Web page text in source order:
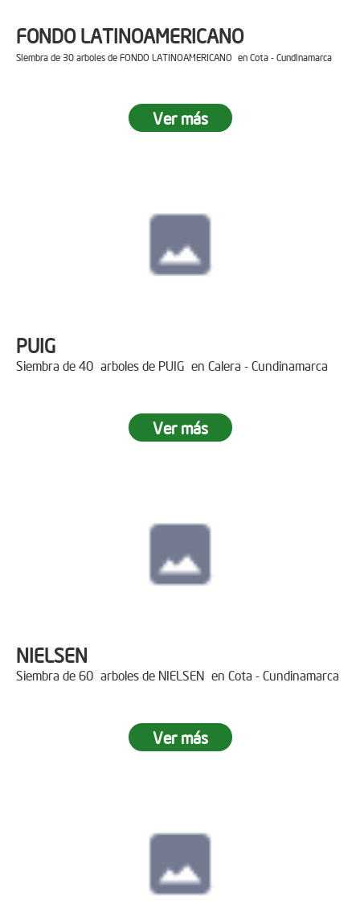
FONDO LATINOAMERICANO
Siembra de 30 arboles de FONDO LATINOAMERICANO en Cota - Cundinamarca
Ver más
PUIG
Siembra de 40 arboles de PUIG en Calera - Cundinamarca
Ver más
NIELSEN
Siembra de 60 arboles de NIELSEN en Cota - Cundinamarca
Ver más